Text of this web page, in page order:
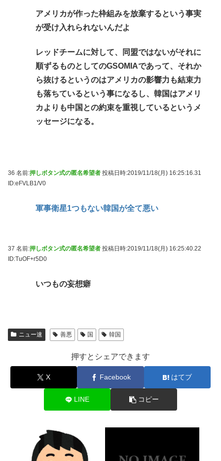
アメリカが作った枠組みを放棄するという事実
が受け入れられないんだよ
レッドチームに対して、同盟ではないがそれに
順ずるものとしてのGSOMIAであって、それか
ら抜けるというのはアメリカの影響力も結束力
も落ちているという事になるし、韓国はアメリ
カよりも中国との約束を重視しているというメ
ッセージになる。
36 名前:押しボタン式の匿名希望者 投稿日時:2019/11/18(月) 16:25:16.31
ID:eFVLB1/V0
軍事衛星1つもない韓国が全て悪い
37 名前:押しボタン式の匿名希望者 投稿日時:2019/11/18(月) 16:25:40.22
ID:TuOF+r5D0
いつもの妄想癖
ニュー速 善悪 国 韓国
押すとシェアできます
X Facebook はてブ
LINE コピー